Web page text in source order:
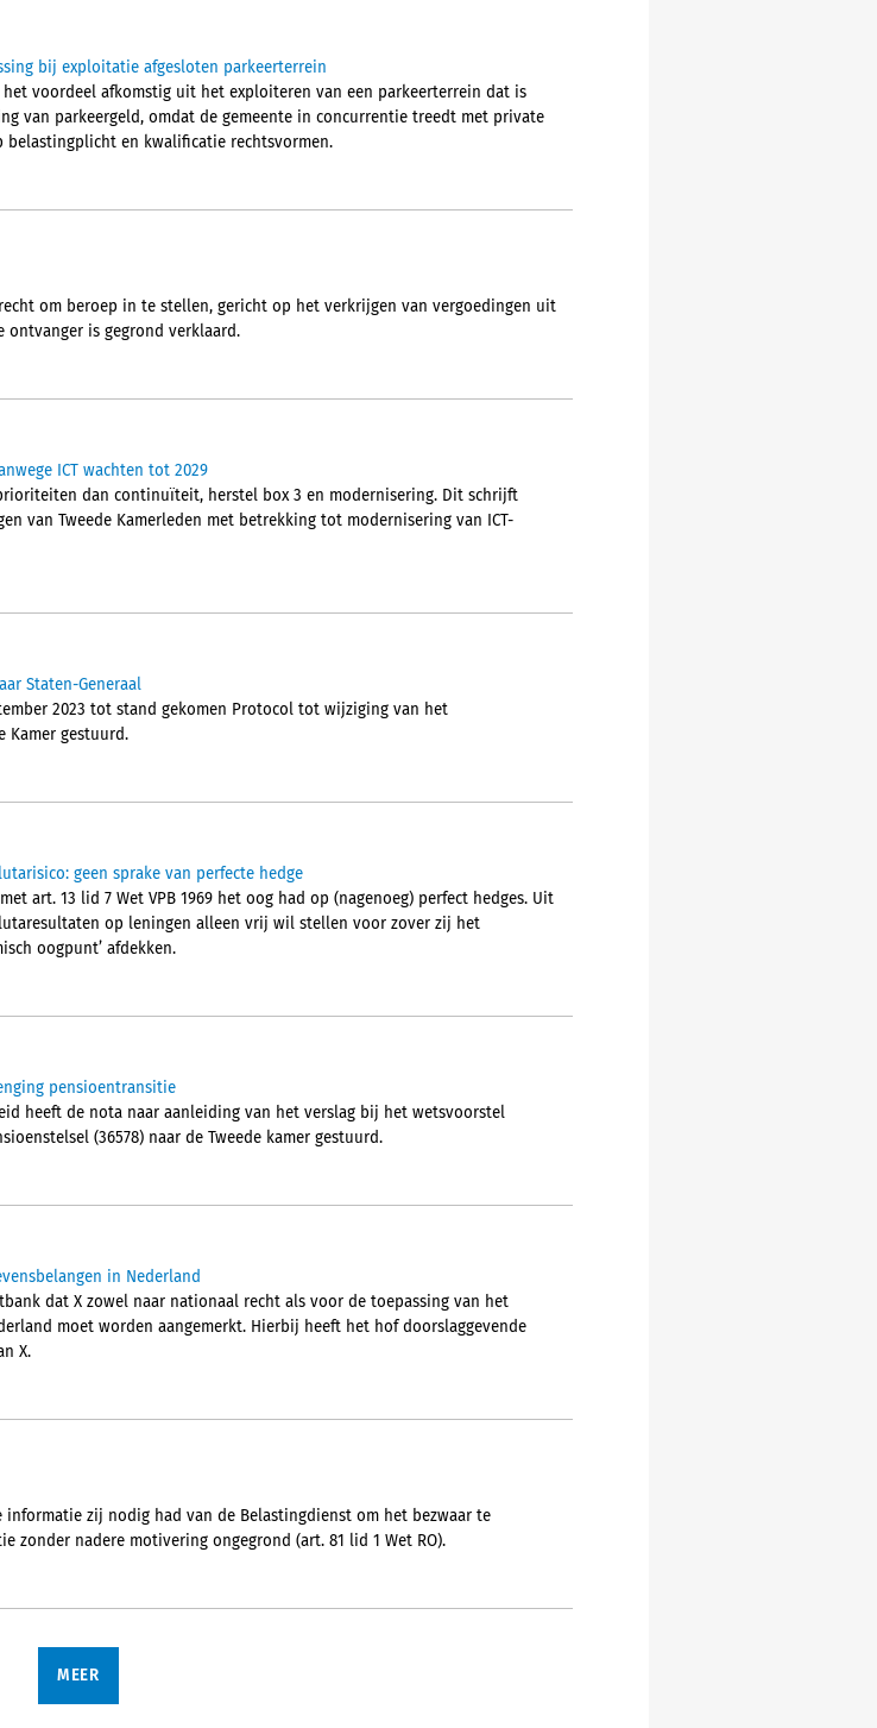
bij exploitatie afgesloten parkeerterrein
voordeel afkomstig uit het exploiteren van een parkeerterrein dat is
van parkeergeld, omdat de gemeente in concurrentie treedt met private
en kwalificatie rechtsvormen.
om beroep in te stellen, gericht op het verkrijgen van vergoedingen uit
ontvanger is gegrond verklaard.
ICT wachten tot 2029
dan continuïteit, herstel box 3 en modernisering. Dit schrijft
van Tweede Kamerleden met betrekking tot modernisering van ICT-
Staten-Generaal
2023 tot stand gekomen Protocol tot wijziging van het
Kamer gestuurd.
geen sprake van perfecte hedge
art. 13 lid 7 Wet VPB 1969 het oog had op (nagenoeg) perfect hedges. Uit
op leningen alleen vrij wil stellen voor zover zij het
oogpunt’ afdekken.
pensioentransitie
heeft de nota naar aanleiding van het verslag bij het wetsvoorstel
(36578) naar de Tweede kamer gestuurd.
in Nederland
dat X zowel naar nationaal recht als voor de toepassing van het
moet worden aangemerkt. Hierbij heeft het hof doorslaggevende
X.
zij nodig had van de Belastingdienst om het bezwaar te
zonder nadere motivering ongegrond (art. 81 lid 1 Wet RO).
MEER